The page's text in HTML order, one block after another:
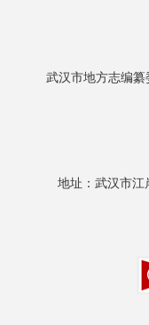
武汉市地方志编纂
地址：武汉市江